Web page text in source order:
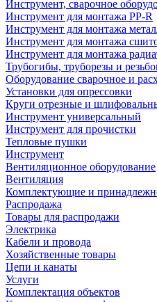
Инструмент, сварочное
Инструмент для монтажа PP-R
Инструмент для монтажа
Инструмент для монтажа
Инструмент для монтажа
Трубогибы, труборезы и
Оборудование сварочное и
Установки для опрессовки
Круги отрезные и
Инструмент универсальный
Инструмент для прочистки
Тепловые пушки
Инструмент
Вентиляционное оборудование
Вентиляция
Комплектующие и
Распродажа
Товары для распродажи
Электрика
Кабели и провода
Хозяйственные товары
Цепи и канаты
Услуги
Комплектация объектов